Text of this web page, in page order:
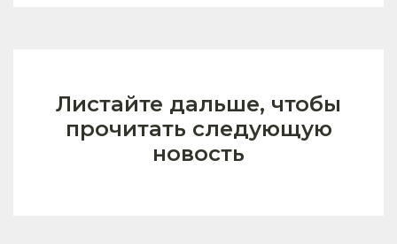
Листайте дальше, чтобы
прочитать следующую
новость